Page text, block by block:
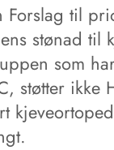
Forslag til
stønad til
som
støtter ikke